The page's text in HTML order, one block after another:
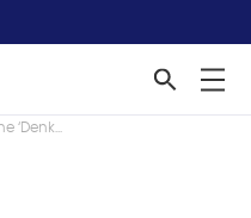
‘Denk...